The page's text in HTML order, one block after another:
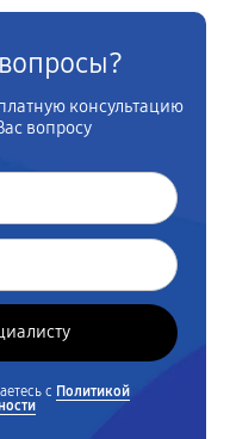
консультацию
вопросу
с Политикой